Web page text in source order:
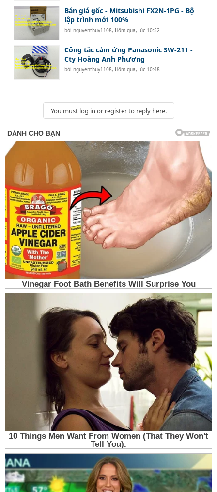
Bán giá gốc - Mitsubishi FX2N-1PG - Bộ
lập trình mới 100%
bởinguyenthuy1108, Hôm qua, lúc 10:52
Công tắc cảm ứng Panasonic SW-211 -
Cty Hoàng Anh Phương
bởinguyenthuy1108, Hôm qua, lúc 10:48
You must log in or register to reply here.